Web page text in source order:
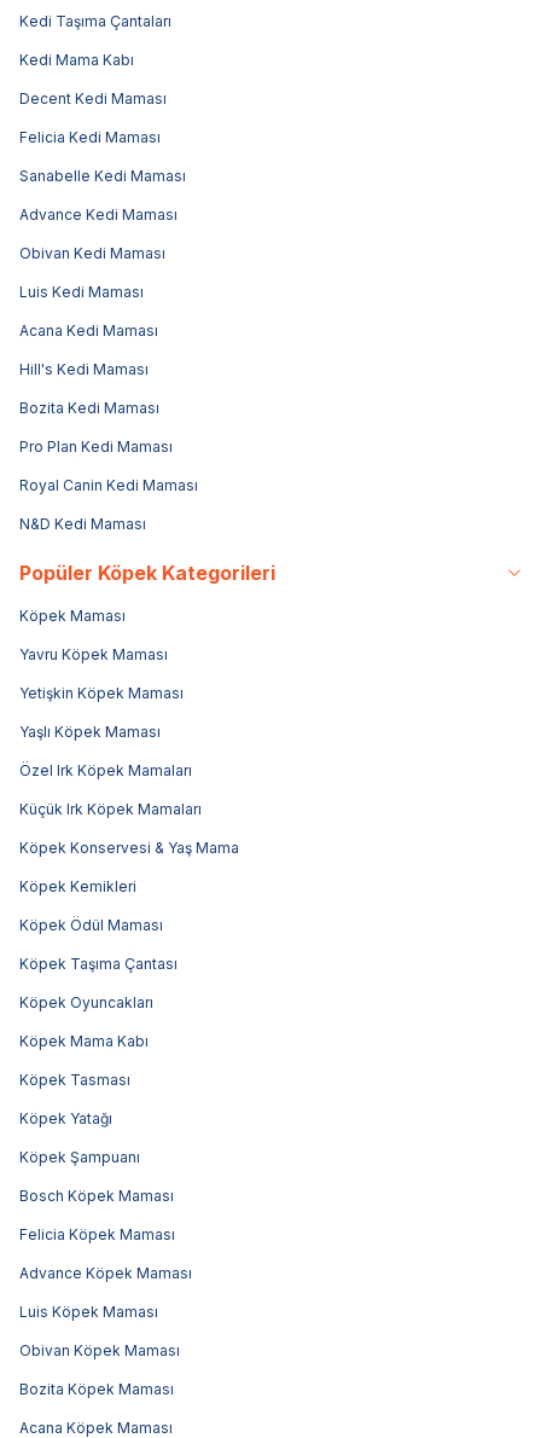
Kedi Taşıma Çantaları
Kedi Mama Kabı
Decent Kedi Maması
Felicia Kedi Maması
Sanabelle Kedi Maması
Advance Kedi Maması
Obivan Kedi Maması
Luis Kedi Maması
Acana Kedi Maması
Hill's Kedi Maması
Bozita Kedi Maması
Pro Plan Kedi Maması
Royal Canin Kedi Maması
N&D Kedi Maması
Popüler Köpek Kategorileri
Köpek Maması
Yavru Köpek Maması
Yetişkin Köpek Maması
Yaşlı Köpek Maması
Özel Irk Köpek Mamaları
Küçük Irk Köpek Mamaları
Köpek Konservesi & Yaş Mama
Köpek Kemikleri
Köpek Ödül Maması
Köpek Taşıma Çantası
Köpek Oyuncakları
Köpek Mama Kabı
Köpek Tasması
Köpek Yatağı
Köpek Şampuanı
Bosch Köpek Maması
Felicia Köpek Maması
Advance Köpek Maması
Luis Köpek Maması
Obivan Köpek Maması
Bozita Köpek Maması
Acana Köpek Maması